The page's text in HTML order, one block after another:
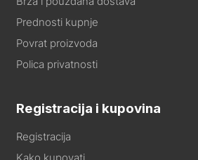
Prednosti kupnje
Povrat proizvoda
Polica privatnosti
Registracija i kupovina
Registracija